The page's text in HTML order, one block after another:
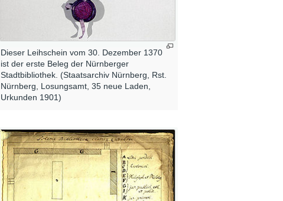
Dieser Leihschein vom 30. Dezember 1370
ist der erste Beleg der Nürnberger
Stadtbibliothek. (Staatsarchiv Nürnberg, Rst.
Nürnberg, Losungsamt, 35 neue Laden,
Urkunden 1901)